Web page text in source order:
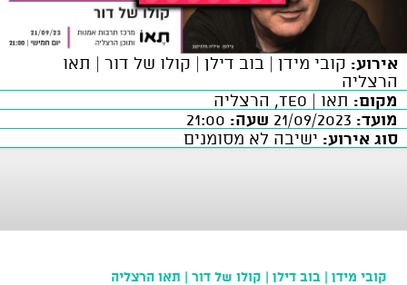
אירוע: קובי מידן | בוב דילן | קולו של דור | תאו
הרצליה
מקום: תאו | TEO, הרצליה
מועד:
שעה:
סוג אירוע: ישיבה לא מסומנים
קובי מידן | בוב דילן | קולו של דור | תאו הרצליה